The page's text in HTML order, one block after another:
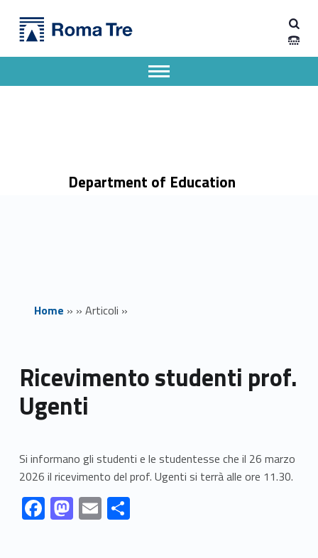
Ricevimento studenti prof. Ugenti - Dipartimento di Scienze della Formazione
Dipartimento di Scienze della Formazione dell'Università degli Studi Roma Tre
Department of Education
Apri il menu secondario
Header info sidebar
Home » » Articoli »
Ricevimento studenti prof.
Ugenti
Si informano gli studenti e le studentesse che il 26 marzo
2026 il ricevimento del prof. Ugenti si terrà alle ore 11.30.
Link identifier #identifier__44530-1
F
ac
Link identifier #identifier__53331-2 M
as
Link identifier #identifier__4645-3 E
m
Link identifier #identifier__52302-4 S